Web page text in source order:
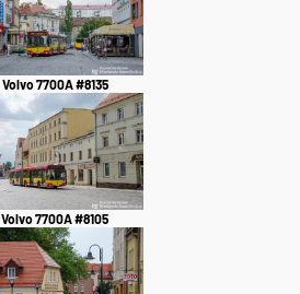
Volvo 7700A #8135
Volvo 7700A #8105